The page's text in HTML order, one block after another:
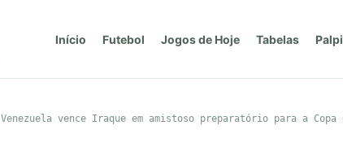
Início Futebol Jogos de Hoje Tabelas
Venezuela vence Iraque em amistoso preparatório para a Copa